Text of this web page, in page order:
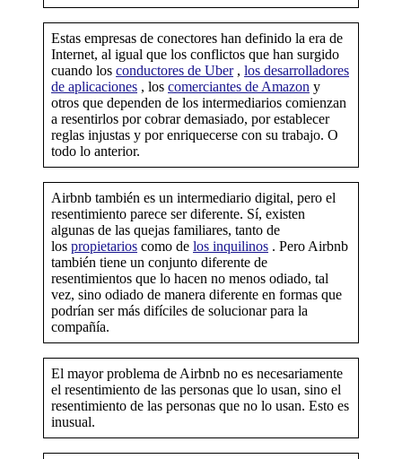
Estas empresas de conectores han definido la era de
Internet, al igual que los conflictos que han surgido
cuando los conductores de Uber, los desarrolladores
de aplicaciones , los comerciantes de Amazon y
otros que dependen de los intermediarios comienzan
a resentirlos por cobrar demasiado, por establecer
reglas injustas y por enriquecerse con su trabajo. O
todo lo anterior.
Airbnb también es un intermediario digital, pero el
resentimiento parece ser diferente. Sí, existen
algunas de las quejas familiares, tanto de
los propietarios como de los inquilinos . Pero Airbnb
también tiene un conjunto diferente de
resentimientos que lo hacen no menos odiado, tal
vez, sino odiado de manera diferente en formas que
podrían ser más difíciles de solucionar para la
compañía.
El mayor problema de Airbnb no es necesariamente
el resentimiento de las personas que lo usan, sino el
resentimiento de las personas que no lo usan. Esto es
inusual.